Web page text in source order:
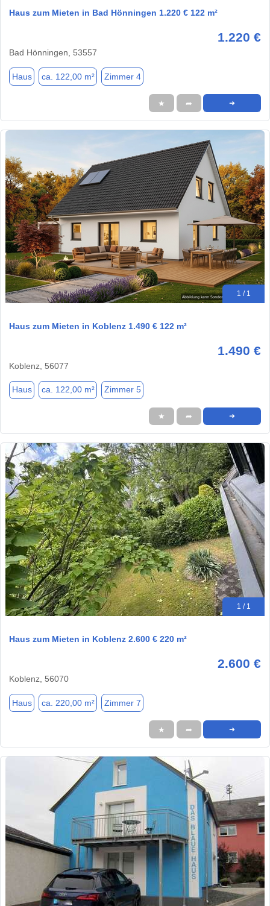
Haus zum Mieten in Bad Hönningen 1.220 € 122 m²
1.220 €
Bad Hönningen, 53557
Haus ca. 122,00 m² Zimmer 4
★ ➦ ➜
1 / 1
Haus zum Mieten in Koblenz 1.490 € 122 m²
1.490 €
Koblenz, 56077
Haus ca. 122,00 m² Zimmer 5
★ ➦ ➜
1 / 1
Haus zum Mieten in Koblenz 2.600 € 220 m²
2.600 €
Koblenz, 56070
Haus ca. 220,00 m² Zimmer 7
★ ➦ ➜